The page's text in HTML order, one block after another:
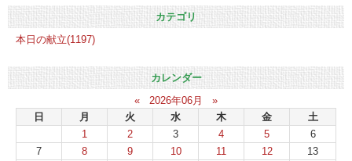
カテゴリ
本日の献立(1197)
カレンダー
«
2026年06月
»
日
月 火 水 木 金
土
1
2 3 4 5
6
7
8 9 10 11 12
13